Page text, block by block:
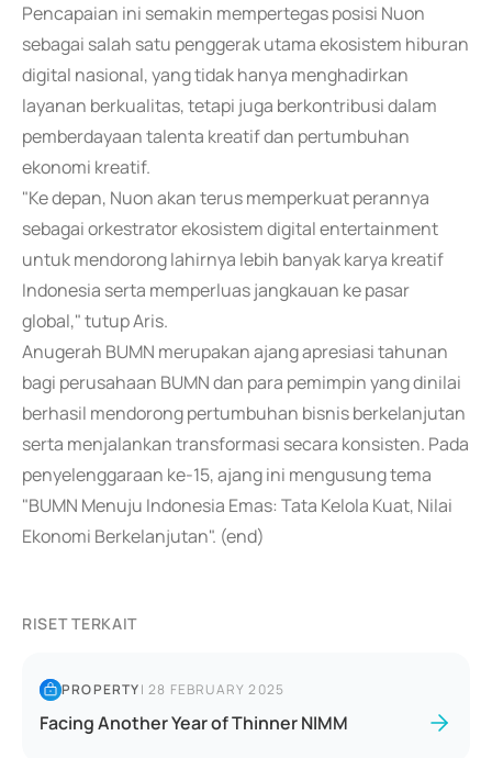
Pencapaian ini semakin mempertegas posisi Nuon
sebagai salah satu penggerak utama ekosistem hiburan
digital nasional, yang tidak hanya menghadirkan
layanan berkualitas, tetapi juga berkontribusi dalam
pemberdayaan talenta kreatif dan pertumbuhan
ekonomi kreatif.
"Ke depan, Nuon akan terus memperkuat perannya
sebagai orkestrator ekosistem digital entertainment
untuk mendorong lahirnya lebih banyak karya kreatif
Indonesia serta memperluas jangkauan ke pasar
global," tutup Aris.
Anugerah BUMN merupakan ajang apresiasi tahunan
bagi perusahaan BUMN dan para pemimpin yang dinilai
berhasil mendorong pertumbuhan bisnis berkelanjutan
serta menjalankan transformasi secara konsisten. Pada
penyelenggaraan ke-15, ajang ini mengusung tema
"BUMN Menuju Indonesia Emas: Tata Kelola Kuat, Nilai
Ekonomi Berkelanjutan". (end)
RISET TERKAIT
PROPERTY|28 FEBRUARY 2025
Facing Another Year of Thinner NIMM